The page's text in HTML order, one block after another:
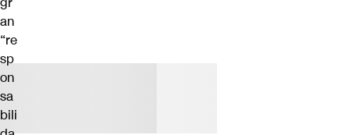
an
“re
sp
on
sa
bili